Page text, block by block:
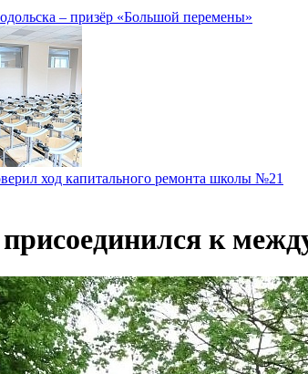
– призёр «Большой перемены»
ход капитального ремонта школы №21
к